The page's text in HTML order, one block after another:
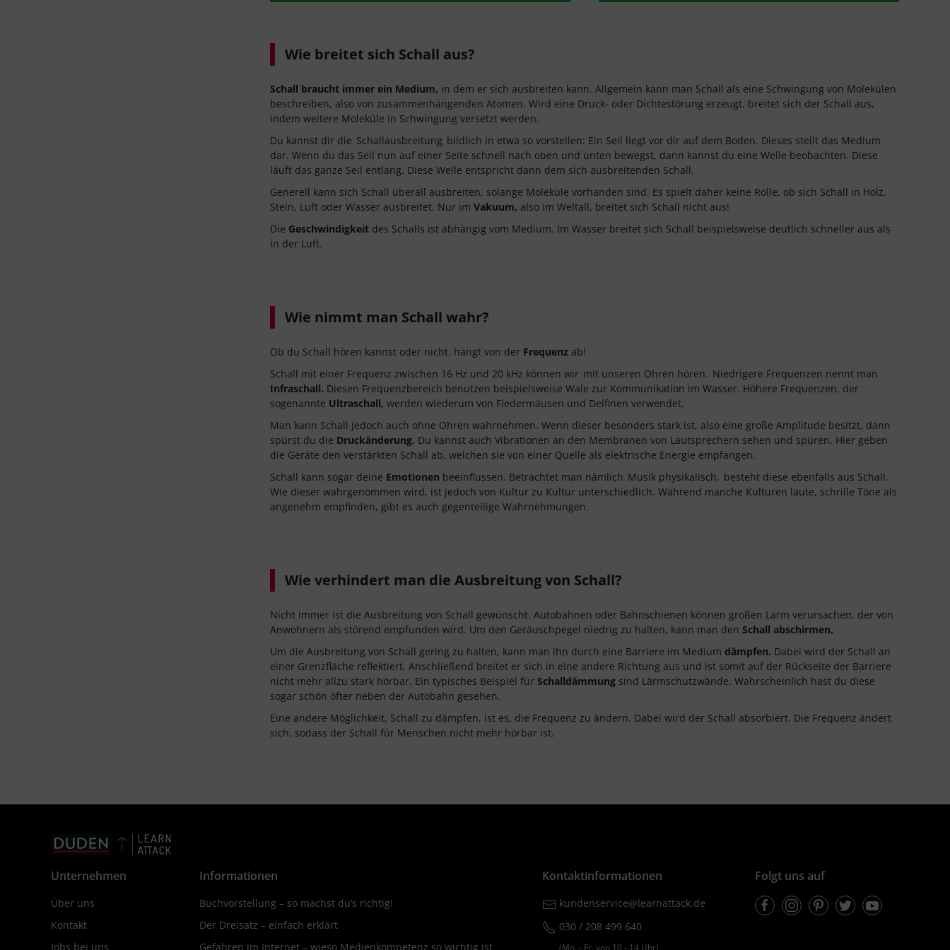
Wie breitet sich Schall aus?
Schall braucht immer ein Medium, in dem er sich ausbreiten kann. Allgemein kann man Schall als eine Schwingung von Molekülen
beschreiben, also von zusammenhängenden Atomen. Wird eine Druck- oder Dichtestörung erzeugt, breitet sich der Schall aus,
indem weitere Moleküle in Schwingung versetzt werden.
Du kannst dir die Schallausbreitung bildlich in etwa so vorstellen: Ein Seil liegt vor dir auf dem Boden. Dieses stellt das Medium
dar. Wenn du das Seil nun auf einer Seite schnell nach oben und unten bewegst, dann kannst du eine Welle beobachten. Diese
läuft das ganze Seil entlang. Diese Welle entspricht dann dem sich ausbreitenden Schall.
Generell kann sich Schall überall ausbreiten, solange Moleküle vorhanden sind. Es spielt daher keine Rolle, ob sich Schall in Holz,
Stein, Luft oder Wasser ausbreitet. Nur im Vakuum, also im Weltall, breitet sich Schall nicht aus!
Die Geschwindigkeit des Schalls ist abhängig vom Medium. Im Wasser breitet sich Schall beispielsweise deutlich schneller aus als
in der Luft.
Wie nimmt man Schall wahr?
Ob du Schall hören kannst oder nicht, hängt von der Frequenz ab!
Schall mit einer Frequenz zwischen 16 Hz und 20 kHz können wir mit unseren Ohren hören. Niedrigere Frequenzen nennt man
Infraschall. Diesen Frequenzbereich benutzen beispielsweise Wale zur Kommunikation im Wasser. Höhere Frequenzen, der
sogenannte Ultraschall, werden wiederum von Fledermäusen und Delfinen verwendet.
Man kann Schall jedoch auch ohne Ohren wahrnehmen. Wenn dieser besonders stark ist, also eine große Amplitude besitzt, dann
spürst du die Druckänderung. Du kannst auch Vibrationen an den Membranen von Lautsprechern sehen und spüren. Hier geben
die Geräte den verstärkten Schall ab, welchen sie von einer Quelle als elektrische Energie empfangen.
Schall kann sogar deine Emotionen beeinflussen. Betrachtet man nämlich Musik physikalisch, besteht diese ebenfalls aus Schall.
Wie dieser wahrgenommen wird, ist jedoch von Kultur zu Kultur unterschiedlich. Während manche Kulturen laute, schrille Töne als
angenehm empfinden, gibt es auch gegenteilige Wahrnehmungen.
Wie verhindert man die Ausbreitung von Schall?
Nicht immer ist die Ausbreitung von Schall gewünscht. Autobahnen oder Bahnschienen können großen Lärm verursachen, der von
Anwohnern als störend empfunden wird. Um den Geräuschpegel niedrig zu halten, kann man den Schall abschirmen.
Um die Ausbreitung von Schall gering zu halten, kann man ihn durch eine Barriere im Medium dämpfen. Dabei wird der Schall an
einer Grenzfläche reflektiert. Anschließend breitet er sich in eine andere Richtung aus und ist somit auf der Rückseite der Barriere
nicht mehr allzu stark hörbar. Ein typisches Beispiel für Schalldämmung sind Lärmschutzwände. Wahrscheinlich hast du diese
sogar schön öfter neben der Autobahn gesehen.
Eine andere Möglichkeit, Schall zu dämpfen, ist es, die Frequenz zu ändern. Dabei wird der Schall absorbiert. Die Frequenz ändert
sich, sodass der Schall für Menschen nicht mehr hörbar ist.
Unternehmen
Über uns
Kontakt
Jobs bei uns
Informationen
Buchvorstellung – so machst du’s richtig!
Der Dreisatz – einfach erklärt
Gefahren im Internet – wieso Medienkompetenz so wichtig ist
Kontaktinformationen
kundenservice@learnattack.de
030 / 208 499 640
(Mo. ‐ Fr. von 10 ‐ 14 Uhr)
Folgt uns auf
FacebookInstagramPinterestTwitterYoutube